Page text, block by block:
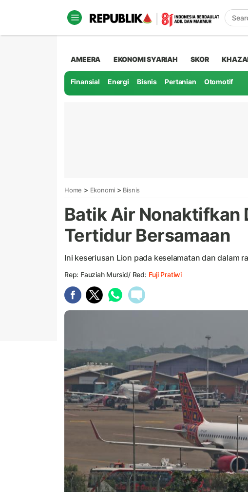
AMEERA EKONOMI SYARIAH SKOR
Finansial Energi Bisnis Pertanian Otomotif
Home > Ekonomi > Bisnis
Batik Air Nonaktifkan
Tertidur Bersamaan
Ini keseriusan Lion pada keselamatan dan dalam
Rep: Fauziah Mursid/ Red: Fuji Pratiwi